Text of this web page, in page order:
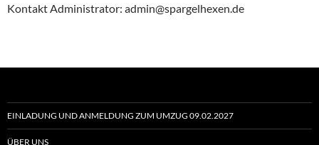
Kontakt Administrator: admin@spargelhexen.de
EINLADUNG UND ANMELDUNG ZUM UMZUG 09.02.2027
ÜBER UNS